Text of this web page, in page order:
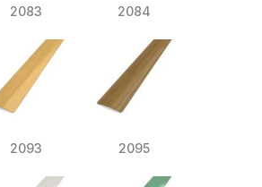
2083 2084
2093 2095